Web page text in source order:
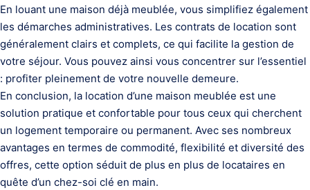
En louant une maison déjà meublée, vous simplifiez également
les démarches administratives. Les contrats de location sont
généralement clairs et complets, ce qui facilite la gestion de
votre séjour. Vous pouvez ainsi vous concentrer sur l’essentiel
: profiter pleinement de votre nouvelle demeure.
En conclusion, la location d’une maison meublée est une
solution pratique et confortable pour tous ceux qui cherchent
un logement temporaire ou permanent. Avec ses nombreux
avantages en termes de commodité, flexibilité et diversité des
offres, cette option séduit de plus en plus de locataires en
quête d’un chez-soi clé en main.